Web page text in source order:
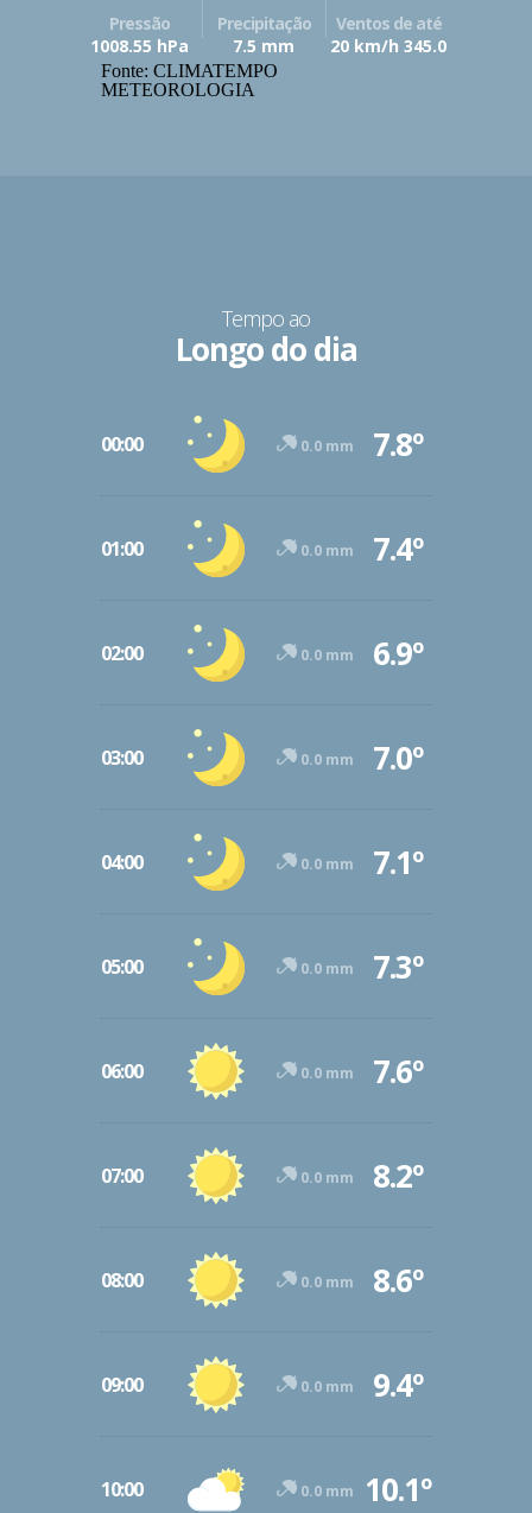
Pressão
1008.55 hPa
Precipitação
7.5 mm
Ventos de até
20 km/h 345.0
Fonte: CLIMATEMPO
METEOROLOGIA
Tempo ao
Longo do dia
00:00 0.0 mm 7.8º
01:00 0.0 mm 7.4º
02:00 0.0 mm 6.9º
03:00 0.0 mm 7.0º
04:00 0.0 mm 7.1º
05:00 0.0 mm 7.3º
06:00 0.0 mm 7.6º
07:00 0.0 mm 8.2º
08:00 0.0 mm 8.6º
09:00 0.0 mm 9.4º
10:00 0.0 mm 10.1º